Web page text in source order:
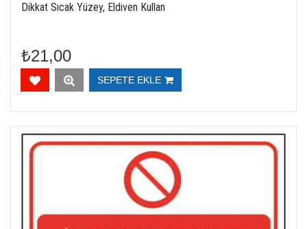
Dikkat Sıcak Yüzey, Eldiven Kullan
₺21,00
SEPETE EKLE